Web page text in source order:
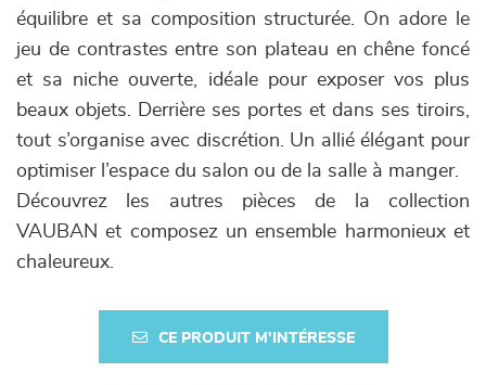
équilibre et sa composition structurée. On adore le
jeu de contrastes entre son plateau en chêne foncé
et sa niche ouverte, idéale pour exposer vos plus
beaux objets. Derrière ses portes et dans ses tiroirs,
tout s’organise avec discrétion. Un allié élégant pour
optimiser l’espace du salon ou de la salle à manger.
Découvrez les autres pièces de la collection
VAUBAN et composez un ensemble harmonieux et
chaleureux.
CE PRODUIT M'INTÉRESSE